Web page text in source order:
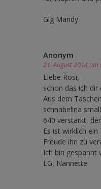
Glg Mandy
Anonym
21. August 2014 um
Liebe Rosi,
schön das ich
Aus dem
schnabelina
640 verstärkt,
Es ist wirklich
Freude ihn zu
Ich bin gespannt
LG, Nannette